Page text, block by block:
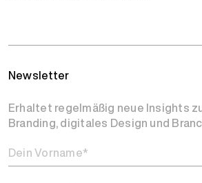
Newsletter
Erhaltet regelmäßig neue Insights
Branding, digitales Design und